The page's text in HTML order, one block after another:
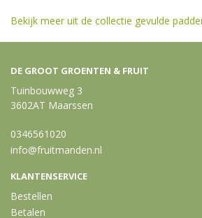
Bekijk meer uit de collectie gevulde
DE GROOT GROENTEN & FRUIT
Tuinbouwweg 3
3602AT Maarssen
0346561020
info@fruitmanden.nl
KLANTENSERVICE
Bestellen
Betalen